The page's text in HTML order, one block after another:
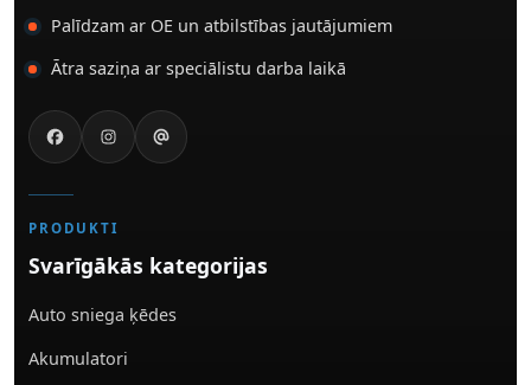
Palīdzam ar OE un atbilstības jautājumiem
Ātra saziņa ar speciālistu darba laikā
PRODUKTI
Svarīgākās kategorijas
Auto sniega ķēdes
Akumulatori